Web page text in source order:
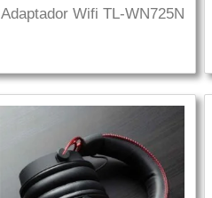
Adaptador Wifi TL-WN725N